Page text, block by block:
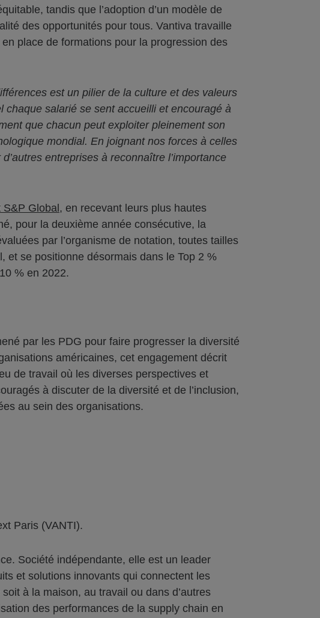
tandis que l’adoption d’un modèle de
des opportunités pour tous. Vantiva travaille
place de formations pour la progression des
est un pilier de la culture et des valeurs
salarié se sent accueilli et encouragé à
que chacun peut exploiter pleinement son
mondial. En joignant nos forces à celles
entreprises à reconnaître l’importance
Global , en recevant leurs plus hautes
pour la deuxième année consécutive, la
par l’organisme de notation, toutes tailles
et se positionne désormais dans le Top 2 %
% en 2022.
par les PDG pour faire progresser la diversité
américaines, cet engagement décrit
de travail où les diverses perspectives et
à discuter de la diversité et de l’inclusion,
au sein des organisations.
Paris (VANTI).
Société indépendante, elle est un leader
et solutions innovants qui connectent les
à la maison, au travail ou dans d’autres
des performances de la supply chain en